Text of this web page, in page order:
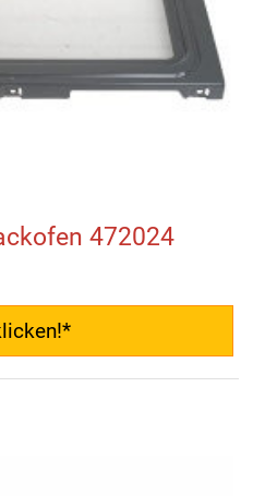
472024